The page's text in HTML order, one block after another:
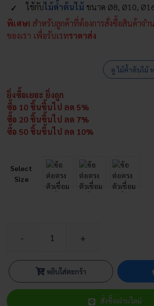
ใช้กับไม้ค้ำต้นไม้ ขนาด Ø8, Ø10,
พิเศษ! สำหรับลูกค้าที่ต้องการสั่งซื้อสินค้าจำ
ของเรา เพื่อรับเรทราคาส่ง
ดู ไม้ค้ำต้นไม้
ยิ่งซื้อเยอะ ยิ่งถูก
ซื้อ 10 ชิ้นขึ้นไป ลด 5%
ซื้อ 20 ชิ้นขึ้นไป ลด 7%
ซื้อ 50 ชิ้นขึ้นไป ลด 10%
Select
Size
จำนวน
ต่อ
ไม้
ค้ำ
หยิบใส่ตะกร้า
สั่งซื้อผ่านไลน์